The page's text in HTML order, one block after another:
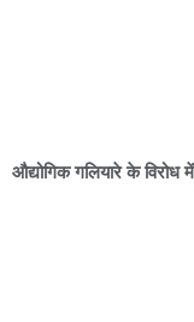
औद्योगिक गलियारे के